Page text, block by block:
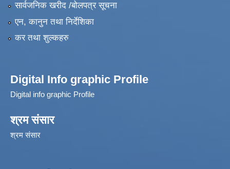
सार्वजनिक खरीद /बोलपत्र सूचना
एन, कानुन तथा निर्देशिका
कर तथा शुल्कहरु
Digital Info graphic Profile
Digital info graphic Profile
श्रम संसार
श्रम संसार